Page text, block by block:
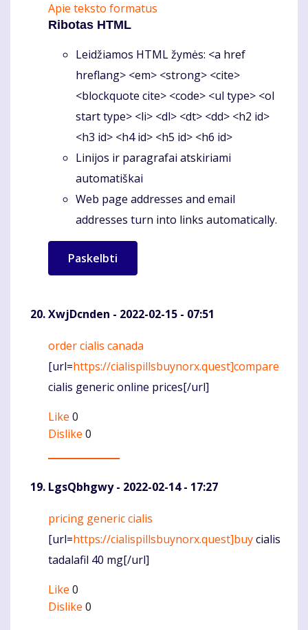
Apie teksto formatus
Ribotas HTML
Leidžiamos HTML žymės: <a href
hreflang> <em> <strong> <cite>
<blockquote cite> <code> <ul type> <ol
start type> <li> <dl> <dt> <dd> <h2 id>
<h3 id> <h4 id> <h5 id> <h6 id>
Linijos ir paragrafai atskiriami
automatiškai
Web page addresses and email
addresses turn into links automatically.
XwjDcnden - 2022-02-15 - 07:51
Komentaras
order cialis canada
[url=https://cialispillsbuynorx.quest]compare
cialis generic online prices[/url]
Like 0
Dislike 0
LgsQbhgwy- 2022-02-14 - 17:27
Komentaras
pricing generic cialis
[url=https://cialispillsbuynorx.quest]buycialis
tadalafil 40 mg[/url]
Like 0
Dislike 0